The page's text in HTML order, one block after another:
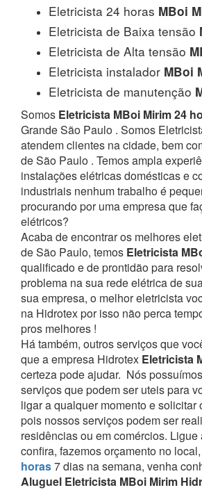
Eletricista 24 horas MBoi
Eletricista de Baixa tensão
Eletricista de Alta tensão
Eletricista instalador MBoi
Eletricista de manutenção
Somos Eletricista MBoi Mirim 24
Grande São Paulo . Somos
atendem clientes na cidade, bem
de São Paulo . Temos ampla
instalações elétricas domésticas e
industriais nenhum trabalho é
procurando por uma empresa que
elétricos?
Acaba de encontrar os melhores
de São Paulo, temos Eletricista
qualificado e de prontidão para
problema na sua rede elétrica de
sua empresa, o melhor eletricista
na Hidrotex por isso não perca
pros melhores !
Há também, outros serviços que
que a empresa Hidrotex Eletricista
certeza pode ajudar. Nós
serviços que podem ser uteis para
ligar a qualquer momento e solicitar
pois nossos serviços podem ser
residências ou em comércios. Ligue
confira, fazemos orçamento no local,
horas7 dias na semana, venha
Aluguel Eletricista MBoi Mirim